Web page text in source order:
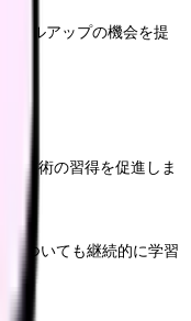
キルアップの機会を提
や技術の習得を促進しま
についても継続的に学習